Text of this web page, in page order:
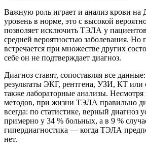
Важную роль играет и анализ крови на
уровень в норме, это с высокой
позволяет исключить ТЭЛА у
средней вероятностью заболевания.
встречается при множестве других
себе он не подтверждает диагноз.
Диагноз ставят, сопоставляя все
результаты ЭКГ, рентгена, УЗИ, КТ или
также лабораторные анализы.
методов, при жизни ТЭЛА правильно
всегда: по статистике, верный диагноз
примерно у 34 % больных, а в 9 %
гипердиагностика — когда ТЭЛА
нет.